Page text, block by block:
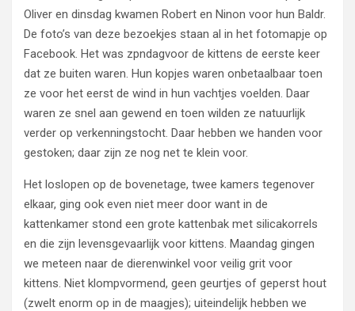
Oliver en dinsdag kwamen Robert en Ninon voor hun Baldr.
De foto’s van deze bezoekjes staan al in het fotomapje op
Facebook. Het was zpndagvoor de kittens de eerste keer
dat ze buiten waren. Hun kopjes waren onbetaalbaar toen
ze voor het eerst de wind in hun vachtjes voelden. Daar
waren ze snel aan gewend en toen wilden ze natuurlijk
verder op verkenningstocht. Daar hebben we handen voor
gestoken; daar zijn ze nog net te klein voor.
Het loslopen op de bovenetage, twee kamers tegenover
elkaar, ging ook even niet meer door want in de
kattenkamer stond een grote kattenbak met silicakorrels
en die zijn levensgevaarlijk voor kittens. Maandag gingen
we meteen naar de dierenwinkel voor veilig grit voor
kittens. Niet klompvormend, geen geurtjes of geperst hout
(zwelt enorm op in de maagjes); uiteindelijk hebben we